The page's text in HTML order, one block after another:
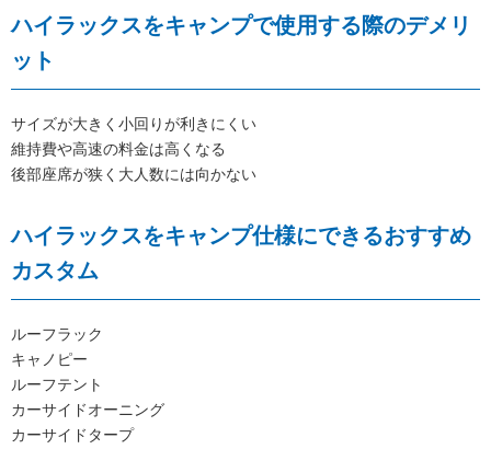
ハイラックスをキャンプで使用する際のデメリ
ット
サイズが大きく小回りが利きにくい
維持費や高速の料金は高くなる
後部座席が狭く大人数には向かない
ハイラックスをキャンプ仕様にできるおすすめ
カスタム
ルーフラック
キャノピー
ルーフテント
カーサイドオーニング
カーサイドタープ